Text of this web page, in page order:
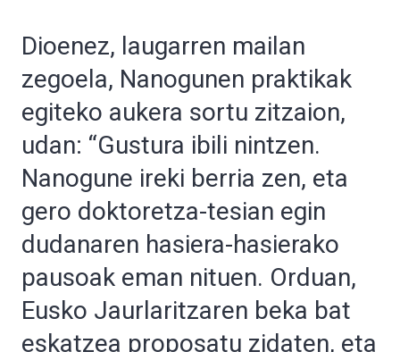
Dioenez, laugarren mailan
zegoela, Nanogunen praktikak
egiteko aukera sortu zitzaion,
udan: “Gustura ibili nintzen.
Nanogune ireki berria zen, eta
gero doktoretza-tesian egin
dudanaren hasiera-hasierako
pausoak eman nituen. Orduan,
Eusko Jaurlaritzaren beka bat
eskatzea proposatu zidaten, eta